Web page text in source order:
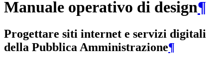
Manuale operativo di design¶
Progettare siti internet e servizi digitali
della Pubblica Amministrazione¶